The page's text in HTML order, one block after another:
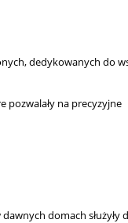
dedykowanych do
pozwalały na precyzyjne
domach służyły